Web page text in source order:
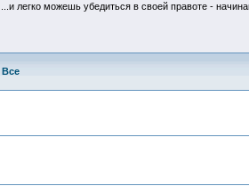
...и легко можешь убедиться в своей правоте -
Все